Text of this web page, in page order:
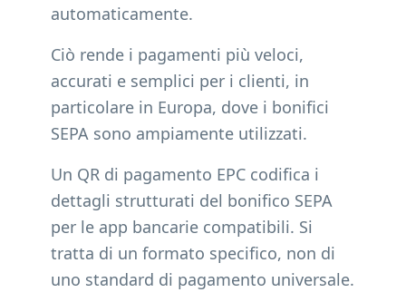
automaticamente.
Ciò rende i pagamenti più veloci,
accurati e semplici per i clienti, in
particolare in Europa, dove i bonifici
SEPA sono ampiamente utilizzati.
Un QR di pagamento EPC codifica i
dettagli strutturati del bonifico SEPA
per le app bancarie compatibili. Si
tratta di un formato specifico, non di
uno standard di pagamento universale.